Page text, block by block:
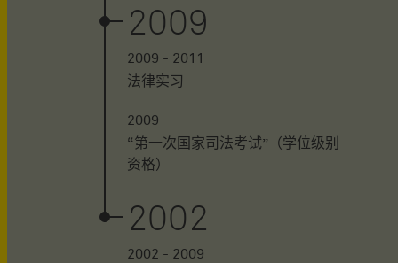
2009
2009 - 2011
法律实习
2009
“第一次国家司法考试”（学位级别
资格）
2002
2002 - 2009